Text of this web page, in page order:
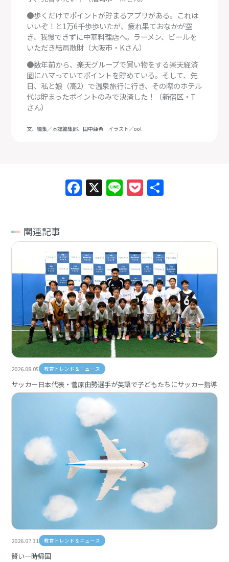
●歩くだけでポイントが貯まるアプリがある。これは
いいぞ！と1万6千歩歩いたが、疲れ果ておなかが空
き、我慢できずに中華料理店へ。ラーメン、ビールを
いただき結局散財（大阪市・Kさん）
●数年前から、楽天グループで買い物をする楽天経済
圏にハマっていてポイントを貯めている。そして、先
日、私と娘（高2）で温泉旅行に行き、その際のホテル
代は貯まったポイントのみで決済した！（新宿区・T
さん）
文、編集／本誌編集部、田中亜希 イラスト／ool
Facebook
X LinePocket
関連記事
2026.08.05 教育トレンド＆ニュース
サッカー日本代表・菅原由勢選手が英語で子どもたちにサッカー指導
2026.07.31 教育トレンド＆ニュース
賢い一時帰国